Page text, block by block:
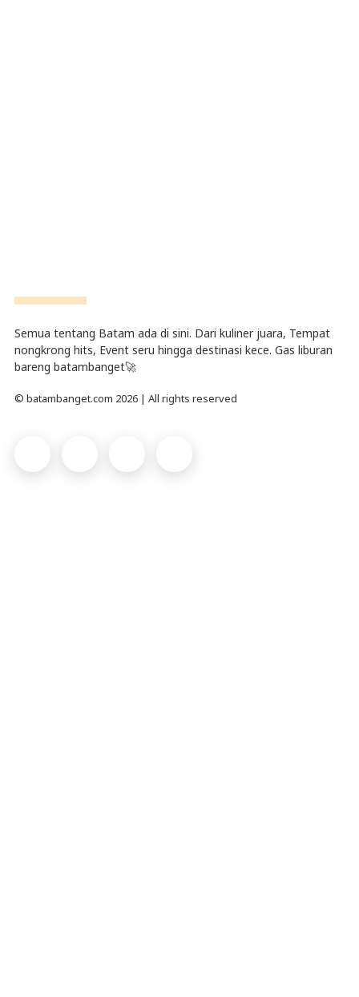
Semua tentang Batam ada di sini. Dari kuliner juara, Tempat
nongkrong hits, Event seru hingga destinasi kece. Gas liburan
bareng batambanget🚀
© batambanget.com 2026 | All rights reserved